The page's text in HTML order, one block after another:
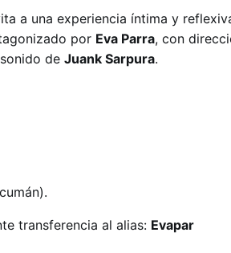
a una experiencia íntima y
por Eva Parra, con
de Juank Sarpura.​
transferencia al alias: Evapar